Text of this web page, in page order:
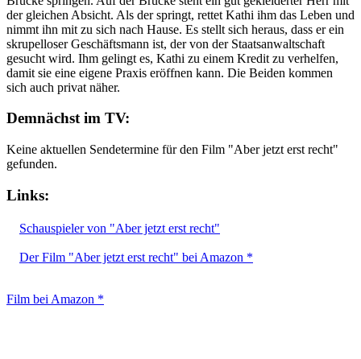
der gleichen Absicht. Als der springt, rettet Kathi ihm das Leben und
nimmt ihn mit zu sich nach Hause. Es stellt sich heraus, dass er ein
skrupelloser Geschäftsmann ist, der von der Staatsanwaltschaft
gesucht wird. Ihm gelingt es, Kathi zu einem Kredit zu verhelfen,
damit sie eine eigene Praxis eröffnen kann. Die Beiden kommen
sich auch privat näher.
Demnächst im TV:
Keine aktuellen Sendetermine für den Film "Aber jetzt erst recht"
gefunden.
Links:
Schauspieler von "Aber jetzt erst recht"
Der Film "Aber jetzt erst recht" bei Amazon *
Film bei Amazon *